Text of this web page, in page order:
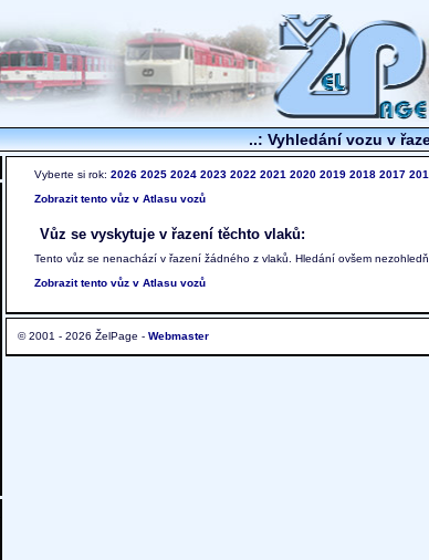
..: Vyhledání vozu v
Vyberte si rok: 2026 2025 2024 2023 2022 2021 2020 2019 2018 2017
Zobrazit tento vůz v Atlasu vozů
Vůz se vyskytuje v řazení těchto vlaků:
Tento vůz se nenachází v řazení žádného z vlaků. Hledání ovšem
Zobrazit tento vůz v Atlasu vozů
© 2001 - 2026 ŽelPage - Webmaster